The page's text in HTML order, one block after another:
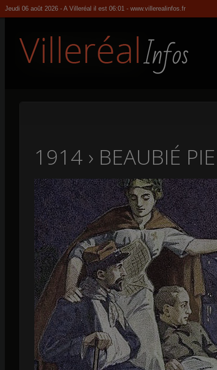
Jeudi 06 août 2026 - A Villeréal il est 06:01 - www.villerealinfos.fr
1914 › BEAUBIÉ